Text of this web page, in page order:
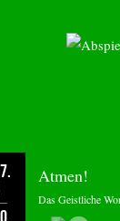
Atmen!
Das Geistliche